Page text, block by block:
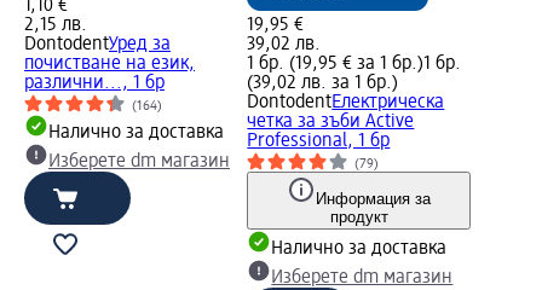
1,10 €
2,15 лв.
DontodentУред за
почистване на език,
различни..., 1 бр
(164)
Налично за доставка
Изберете dm магазин
19,95 €
39,02 лв.
1 бр. (19,95 € за 1 бр.)1 бр.
(39,02 лв. за 1 бр.)
DontodentЕлектрическа
четка за зъби Active
Professional, 1 бр
(79)
Информация за
продукт
Налично за доставка
Изберете dm магазин